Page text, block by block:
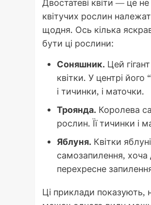
Двостатеві квіти — це
квітучих рослин
щодня. Ось кілька
бути ці рослини:
Соняшник. Цей
квітки. У центрі
і тичинки, і маточки.
Троянда. Королева
рослин. Її тичинки і
Яблуня. Квітки
самозапилення,
перехресне
Ці приклади показують,